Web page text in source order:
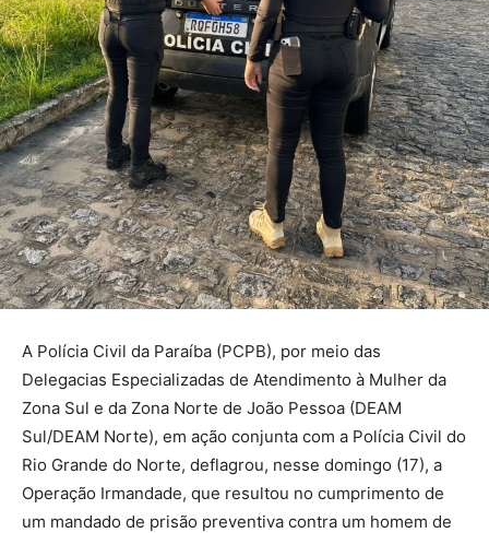
A Polícia Civil da Paraíba (PCPB), por meio das
Delegacias Especializadas de Atendimento à Mulher da
Zona Sul e da Zona Norte de João Pessoa (DEAM
Sul/DEAM Norte), em ação conjunta com a Polícia Civil do
Rio Grande do Norte, deflagrou, nesse domingo (17), a
Operação Irmandade, que resultou no cumprimento de
um mandado de prisão preventiva contra um homem de